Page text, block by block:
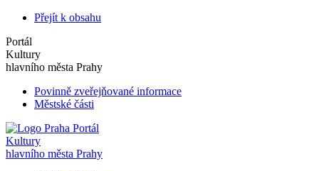
Přejít k obsahu
Portál
Kultury
hlavního města Prahy
Povinně zveřejňované informace
Městské části
Portál
Kultury
hlavního města Prahy